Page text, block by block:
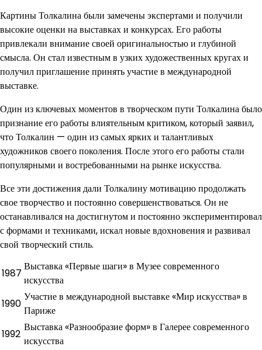
Картины Толкалина были замечены экспертами и получили
высокие оценки на выставках и конкурсах. Его работы
привлекали внимание своей оригинальностью и глубиной
смысла. Он стал известным в узких художественных кругах и
получил приглашение принять участие в международной
выставке.
Один из ключевых моментов в творческом пути Толкалина было
признание его работы влиятельным критиком, который заявил,
что Толкалин — один из самых ярких и талантливых
художников своего поколения. После этого его работы стали
популярными и востребованными на рынке искусства.
Все эти достижения дали Толкалину мотивацию продолжать
свое творчество и постоянно совершенствоваться. Он не
останавливался на достигнутом и постоянно экспериментировал
с формами и техниками, искал новые вдохновения и развивал
свой творческий стиль.
1987
Выставка «Первые шаги» в Музее современного
искусства
1990
Участие в международной выставке «Мир искусства» в
Париже
1992
Выставка «Разнообразие форм» в Галерее современного
искусства